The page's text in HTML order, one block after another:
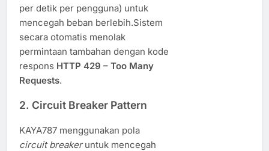
per detik per pengguna) untuk
mencegah beban berlebih.Sistem
secara otomatis menolak
permintaan tambahan dengan kode
respons HTTP 429 – Too Many
Requests.
2. Circuit Breaker Pattern
KAYA787 menggunakan pola
circuit breakeruntuk mencegah